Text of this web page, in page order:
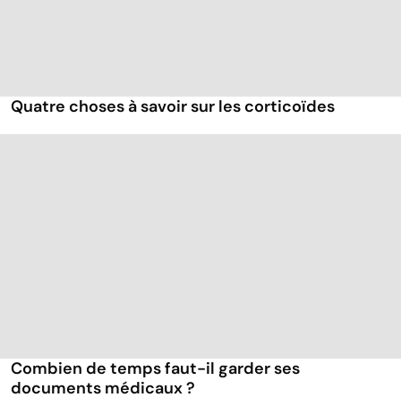
Quatre choses à savoir sur les corticoïdes
Combien de temps faut-il garder ses
documents médicaux ?